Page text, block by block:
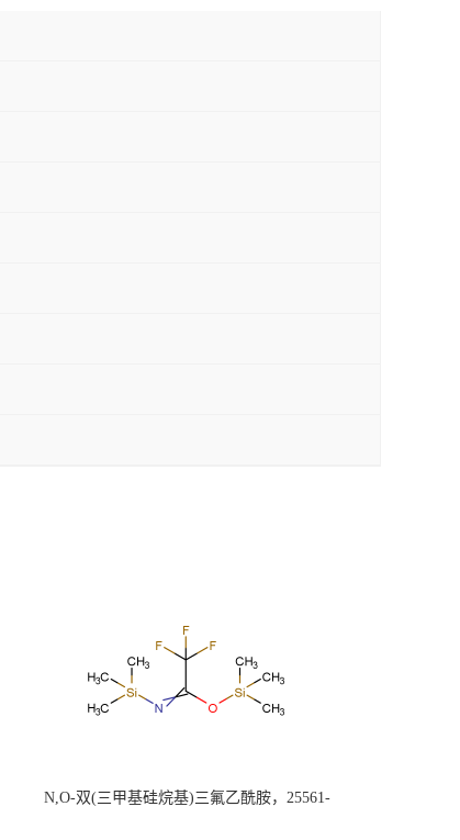
N,O-双(三甲基硅烷基)三氟乙酰胺，25561-